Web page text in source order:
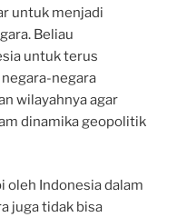
untuk menjadi
Beliau
untuk terus
negara
wilayahnya agar
dinamika geopolitik
oleh Indonesia dalam
juga tidak bisa